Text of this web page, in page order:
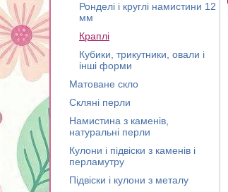
Ронделі і круглі намистини 12
мм
Краплі
Кубики, трикутники, овали і
інші форми
Матоване скло
Скляні перли
Намистина з каменів,
натуральні перли
Кулони і підвіски з каменів і
перламутру
Підвіски і кулони з металу